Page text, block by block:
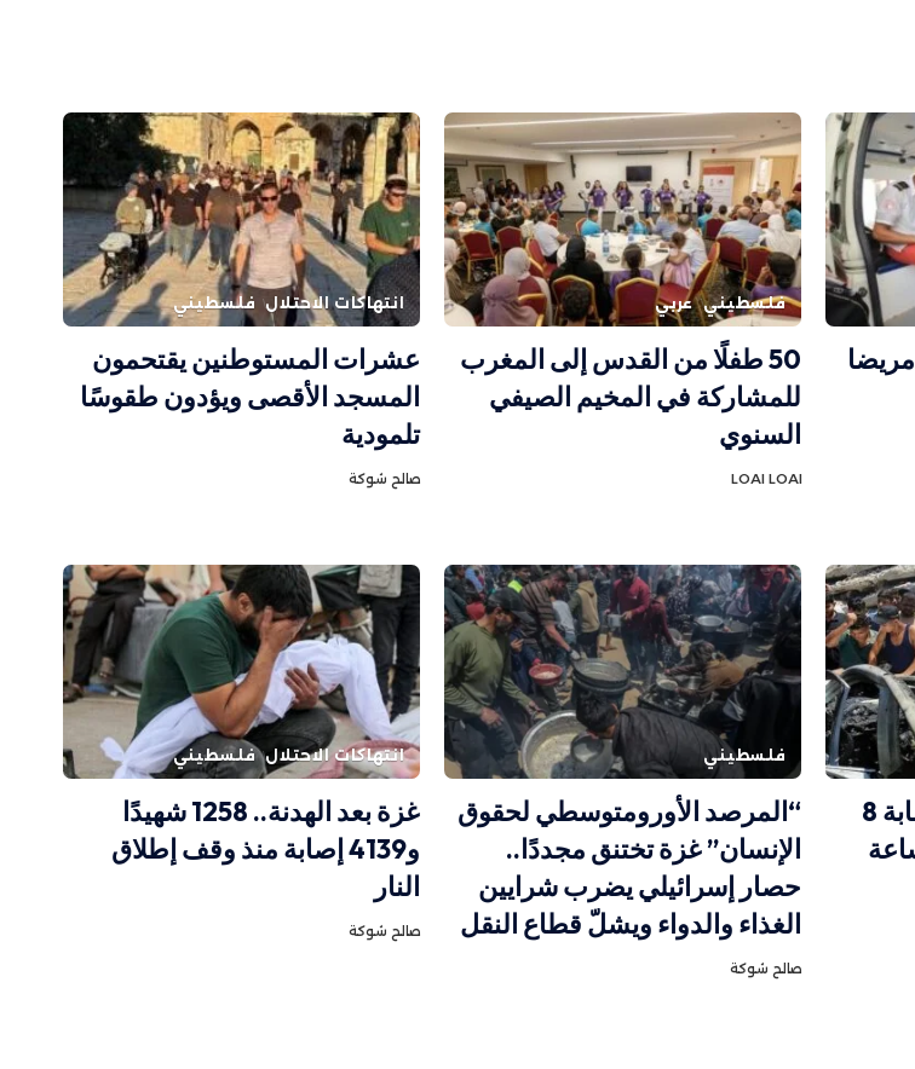
الهلال الأحمر: مغادرة 78 مريضا
فلسطيني عربي
50 طفلًا من القدس إلى المغرب
للمشاركة في المخيم الصيفي
السنوي
LOAI LOAI
انتهاكات الاحتلال فلسطيني
عشرات المستوطنين يقتحمون
المسجد الأقصى ويؤدون طقوسًا
تلمودية
صالح شوكة
استشهاد فلسطينيين وإصابة 8
فلسطيني
“المرصد الأورومتوسطي لحقوق
الإنسان” غزة تختنق مجددًا..
حصار إسرائيلي يضرب شرايين
الغذاء والدواء ويشلّ قطاع النقل
صالح شوكة
انتهاكات الاحتلال فلسطيني
غزة بعد الهدنة.. 1258 شهيدًا
و4139 إصابة منذ وقف إطلاق
النار
صالح شوكة